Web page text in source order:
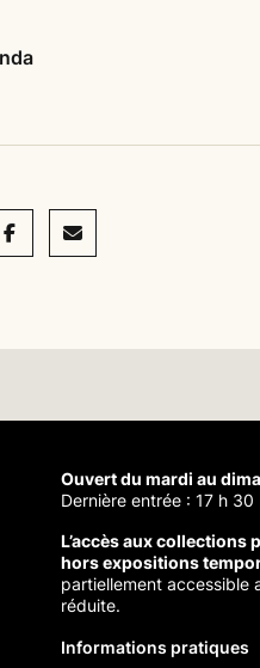
Mail
Ouvert du mardi au
Dernière entrée : 17 h 30
L’accès aux collections
hors expositions
partiellement accessible
réduite.
Informations pratiques